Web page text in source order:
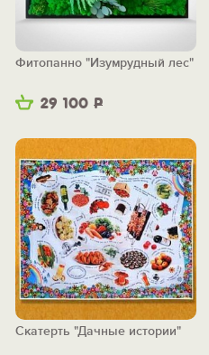
29 100 Р
Фитопанно "Изумрудный лес"
Скатерть "Дачные истории"